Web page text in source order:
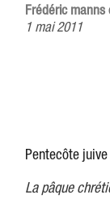
Frédéric manns
1 mai 2011
Pentecôte
La pâque